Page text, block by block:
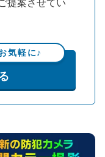
提案させてい
気軽に♪